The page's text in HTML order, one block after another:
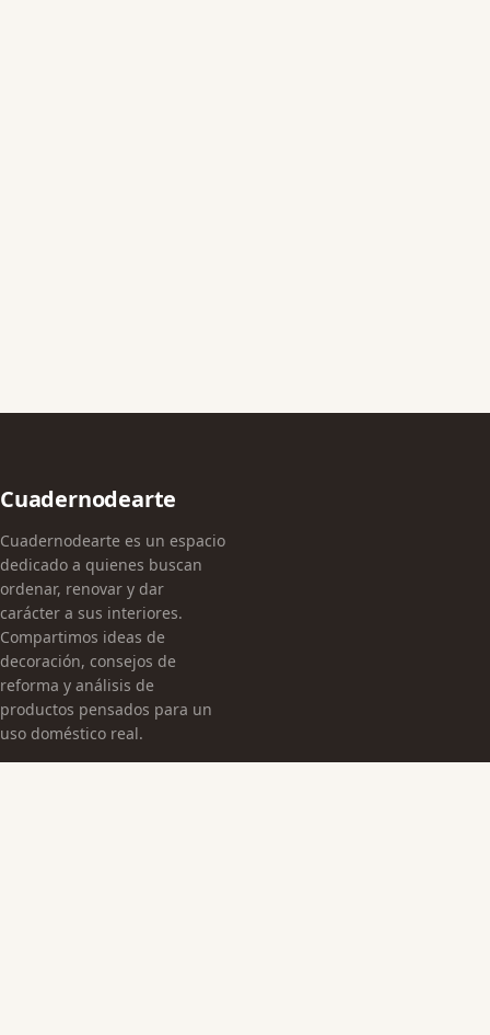
Cuadernodearte
Cuadernodearte es un espacio
dedicado a quienes buscan
ordenar, renovar y dar
carácter a sus interiores.
Compartimos ideas de
decoración, consejos de
reforma y análisis de
productos pensados para un
uso doméstico real.